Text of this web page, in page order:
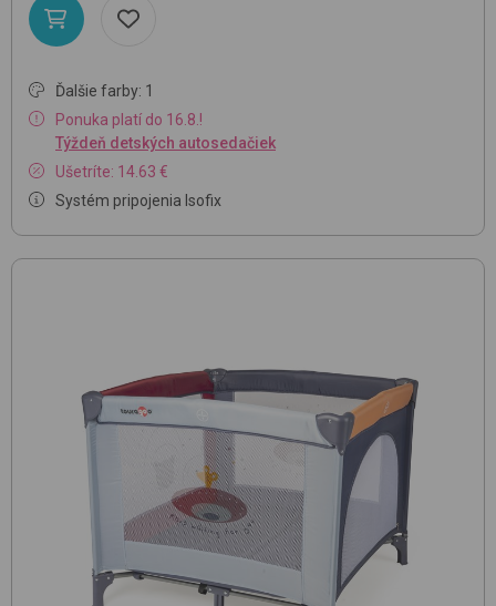
Ďalšie farby: 1
Ponuka platí do 16.8.!
Týždeň detských autosedačiek
Ušetríte: 14.63 €
Systém pripojenia Isofix